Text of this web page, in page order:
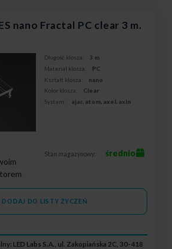
nano Fractal PC clear 3 m.
Długość klosza:
3 m
Materiał klosza:
PC
Kształt klosza:
nano
Kolor klosza:
Clear
System:
ajar, atom, axel, axin
Stan magazynowy: średnio
DODAJ DO LISTY ŻYCZEŃ
LED Labs S.A., ul. Zakopiańska 2C, 30-418